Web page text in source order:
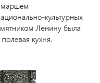
маршем
культурных
Ленину была
кухня.